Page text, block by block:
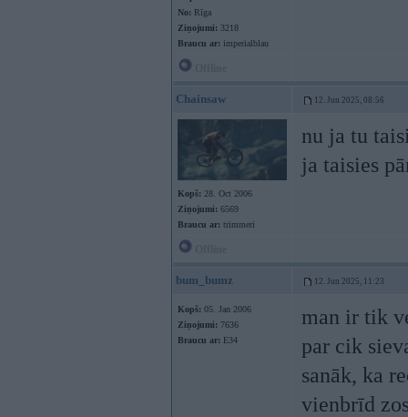
No: Rīga
Ziņojumi: 3218
Braucu ar: imperialblau
Chainsaw 12. Jun 2025, 08:56
Kopš: 28. Oct 2006
Ziņojumi: 6569
Braucu ar: trimmeri
nu ja tu
ja taisies
bum_bumz 12. Jun 2025, 11:23
Kopš: 05. Jan 2006
Ziņojumi: 7636
Braucu ar: E34
man ir tik
par cik
sanāk, ka
vienbrīd